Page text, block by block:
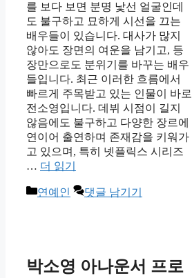
를 보다 보면 분명 낯선 얼굴인데
도 불구하고 묘하게 시선을 끄는
배우들이 있습니다. 대사가 많지
않아도 장면의 여운을 남기고, 등
장만으로도 분위기를 바꾸는 배우
들입니다. 최근 이러한 흐름에서
빠르게 주목받고 있는 인물이 바로
전소영입니다. 데뷔 시점이 길지
않음에도 불구하고 다양한 장르에
연이어 출연하며 존재감을 키워가
고 있으며, 특히 넷플릭스 시리즈
… 더 읽기
카
연예인 댓글 남기기
박소영 아나운서 프로